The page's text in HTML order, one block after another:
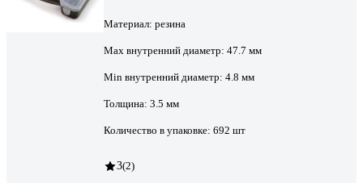
Материал: резина
Max внутренний диаметр: 47.7 мм
Min внутренний диаметр: 4.8 мм
Толщина: 3.5 мм
Количество в упаковке: 692 шт
3(2)